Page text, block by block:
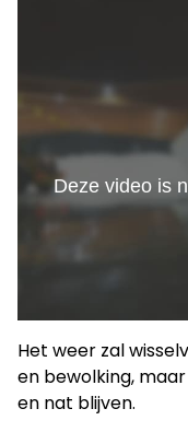
Het weer zal
en bewolking,
en nat blijven.